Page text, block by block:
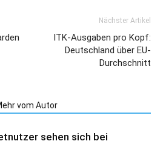
Nächster Artikel
ITK-Ausgaben pro Kopf:
Deutschland über EU-
Durchschnitt
vom Autor
sehen sich bei